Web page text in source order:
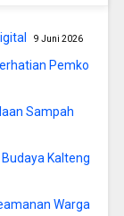
9 Juni 2026
Pemko
Sampah
Kalteng
Warga